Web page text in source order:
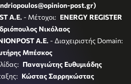
post.gr)
A.E. - Μέτοχοι: ENERGY REGISTER
Νικόλαος
A.E. - Διαχειριστής Domain:
Μπέσκος
Παναγιώτης Ευθυμιάδης
Κώστας Σαρρηκώστας